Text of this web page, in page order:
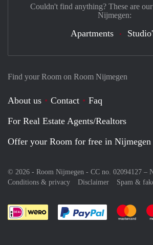
Find your Room on Room Nijmegen
About us Contact
Faq
For Real Estate Agents/Realtors
Offer your Room for free in Nijmegen
© 2026 - Room Nijmegen - CC no. 02094127 –
Conditions & privacy
Disclaimer Spam &
Pay easilyPay
Couldn't find anything? These are
Nijmegen:
Apartments